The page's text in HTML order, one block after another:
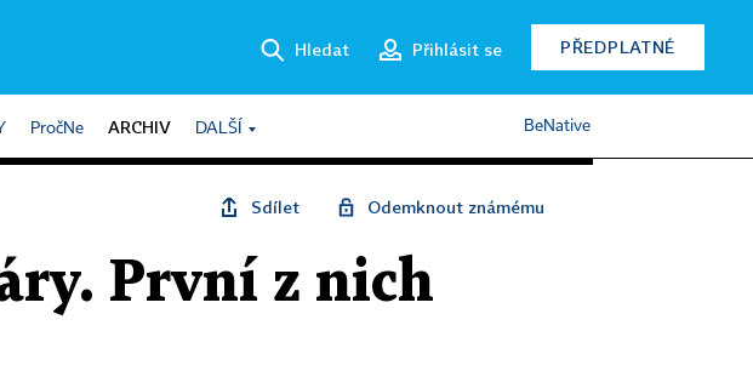
Hledat Přihlásit se PŘEDPLATNÉ
PročNe ARCHIV DALŠÍ BeNative
Sdílet Odemknout známému
První z nich